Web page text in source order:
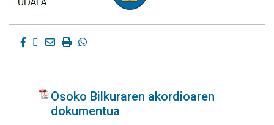
Facebook
Twitter
EmailImprimirWhatsapp
Osoko Bilkuraren akordioaren
dokumentua